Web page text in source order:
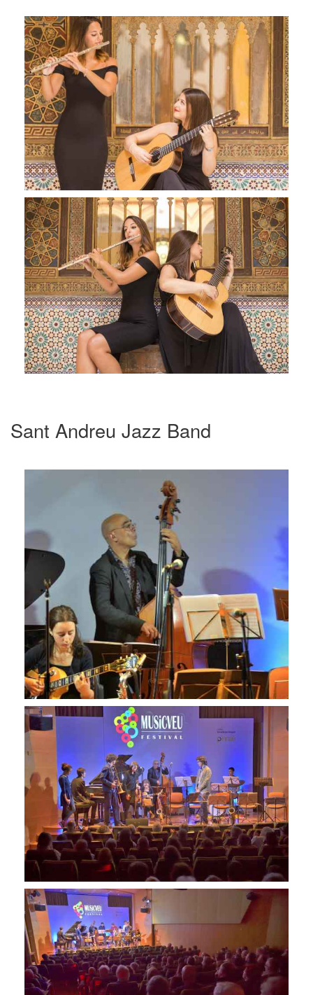
Sant Andreu Jazz Band